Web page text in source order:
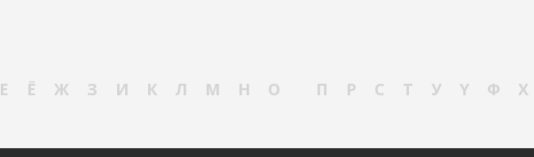
Е Ё Ж З И К Л М Н О П Р С Т У Ү Ф Х